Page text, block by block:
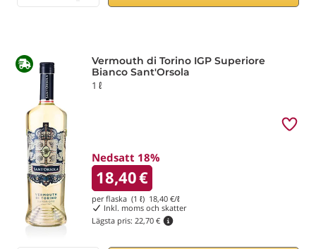
Vermouth di Torino IGP Superiore
Bianco Sant'Orsola
1 ℓ
Nedsatt 18%
18,40€
per flaska (1 ℓ) 18,40 €/ℓ
Inkl. moms och skatter
Lägsta pris: 22,70 €